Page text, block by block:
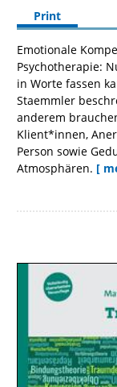
Print
Emotionale
Psychotherapie:
in Worte fassen
Staemmler
anderem
Klient*innen,
Person sowie
Atmosphären. [